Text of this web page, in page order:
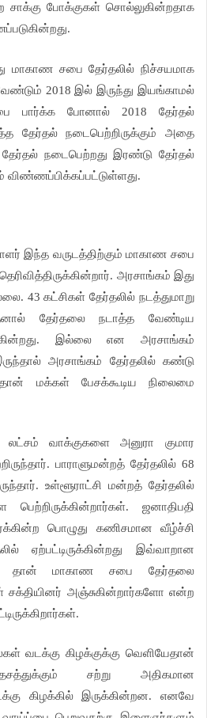
சாக்கு போக்குகள் சொல்லுகின்றதாக
மாகாண சபை தேர்தலில் நிச்சயமாக
2018 இல் இருந்து இயங்காமல்
பார்க்க போனால் 2018 தேர்தல்
தேர்தல் நடைபெற்றிருக்கும் அதை
நடைபெற்றது இரண்டு தேர்தல்
விண்ணப்பிக்கப்பட்டுள்ளது.
இந்த வருடத்திற்கும் மாகாண சபை
அரசாங்கம் இது
43 கட்சிகள் தேர்தலில் நடத்துமாறு
தேர்தலை நடாத்த வேண்டிய
இல்லை என அரசாங்கம்
அரசாங்கம் தேர்தலில் கண்டு
மக்கள் பேசக்கூடிய நிலைமை
லட்சம் வாக்குகளை அனுரா குமார
பாராளுமன்றத் தேர்தலில் 68
உள்ளூராட்சி மன்றத் தேர்தலில்
ஜனாதிபதி
பொழுது கணிசமான வீழ்ச்சி
ஏற்பட்டிருக்கின்றது இவ்வாறான
தான் மாகாண சபை தேர்தலை
சக்தியினர் அஞ்சுகின்றார்களோ என்ற
வடக்கு கிழக்குக்கு வெளியேதான்
சற்று அதிகமான
கிழக்கில் இருக்கின்றன. எனவே